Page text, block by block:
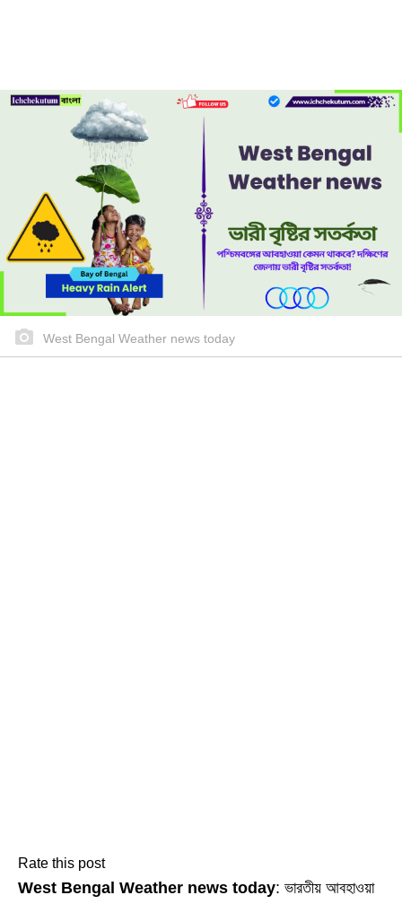
West Bengal Weather news today
Rate this post
West Bengal Weather news today: ভারতীয় আবহাওয়া